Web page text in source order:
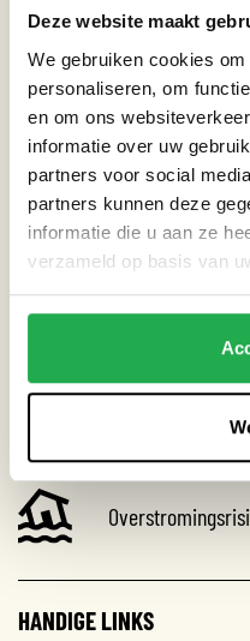
Deze website maakt
We gebruiken cookies
personaliseren, om
en om ons
informatie over uw
partners voor social
partners kunnen deze
informatie die u aan ze
verzameld op basis van
CATEGORIEËN
Gebouw
THEMA’S
Droogte
Extreme neerslag
HANDIGE LINKS